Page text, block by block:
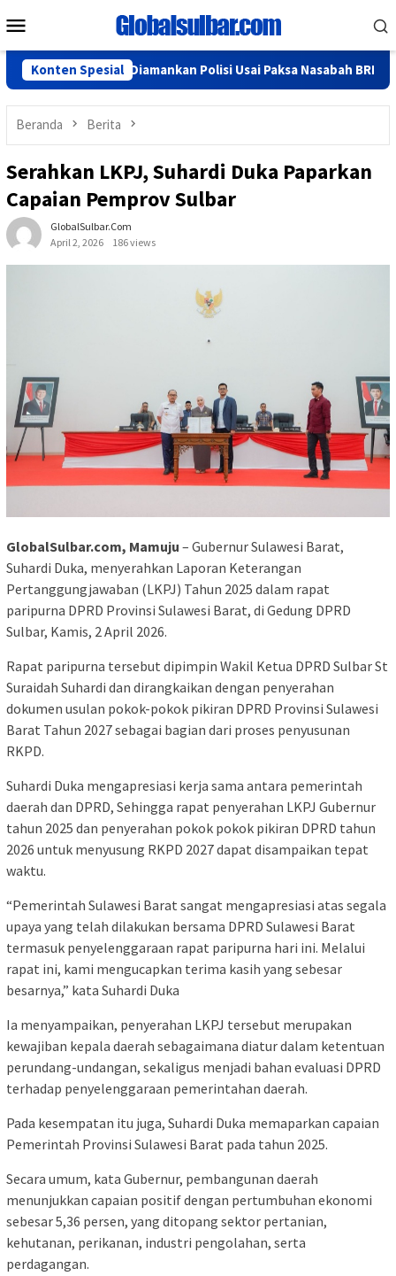
ke
Mobile
Konten Spesial
di Mamuju Diamankan Polisi Usai Paksa Nasabah BRI Bayar
Beranda Berita
Serahkan LKPJ, Suhardi Duka Paparkan
Capaian Pemprov Sulbar
GlobalSulbar.com
April 2, 2026
186 views
GlobalSulbar.com, Mamuju – Gubernur Sulawesi Barat,
Suhardi Duka, menyerahkan Laporan Keterangan
Pertanggungjawaban (LKPJ) Tahun 2025 dalam rapat
paripurna DPRD Provinsi Sulawesi Barat, di Gedung DPRD
Sulbar, Kamis, 2 April 2026.
Rapat paripurna tersebut dipimpin Wakil Ketua DPRD Sulbar St
Suraidah Suhardi dan dirangkaikan dengan penyerahan
dokumen usulan pokok-pokok pikiran DPRD Provinsi Sulawesi
Barat Tahun 2027 sebagai bagian dari proses penyusunan
RKPD.
Suhardi Duka mengapresiasi kerja sama antara pemerintah
daerah dan DPRD, Sehingga rapat penyerahan LKPJ Gubernur
tahun 2025 dan penyerahan pokok pokok pikiran DPRD tahun
2026 untuk menyusung RKPD 2027 dapat disampaikan tepat
waktu.
“Pemerintah Sulawesi Barat sangat mengapresiasi atas segala
upaya yang telah dilakukan bersama DPRD Sulawesi Barat
termasuk penyelenggaraan rapat paripurna hari ini. Melalui
rapat ini, kami mengucapkan terima kasih yang sebesar
besarnya,” kata Suhardi Duka
Ia menyampaikan, penyerahan LKPJ tersebut merupakan
kewajiban kepala daerah sebagaimana diatur dalam ketentuan
perundang-undangan, sekaligus menjadi bahan evaluasi DPRD
terhadap penyelenggaraan pemerintahan daerah.
Pada kesempatan itu juga, Suhardi Duka memaparkan capaian
Pemerintah Provinsi Sulawesi Barat pada tahun 2025.
Secara umum, kata Gubernur, pembangunan daerah
menunjukkan capaian positif dengan pertumbuhan ekonomi
sebesar 5,36 persen, yang ditopang sektor pertanian,
kehutanan, perikanan, industri pengolahan, serta
perdagangan.